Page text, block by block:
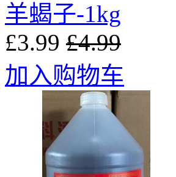
羊蝎子-1kg
£3.99 £4.99
加入购物车